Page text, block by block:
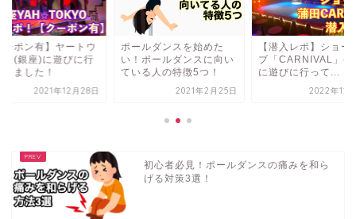
ーポン有】ヤートウ
ウ(銀座)に遊びに行
きました！
2021年12月28日
ポールダンスを始めた
い！ポールダンスに向い
ている人の特徴5つ！
2021年2月25日
【潜入レポ】ショー
ブ「CARNIVAL」(
に遊びに行って...
2022年12
初心者必見！ポールダンスの痛みを和ら
げる対策3選！